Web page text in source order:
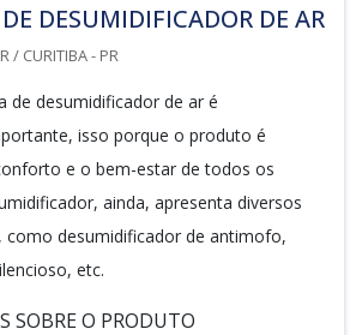
DESUMIDIFICADOR DE AR
/ CURITIBA - PR
de desumidificador de ar é
isso porque o produto é
e o bem-estar de todos os
ainda, apresenta diversos
como desumidificador de antimofo,
etc.
SOBRE O PRODUTO